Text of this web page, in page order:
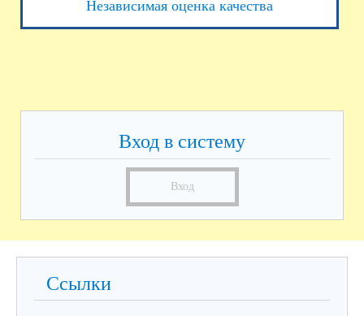
Независимая оценка качества
Вход в систему
Вход
Ссылки